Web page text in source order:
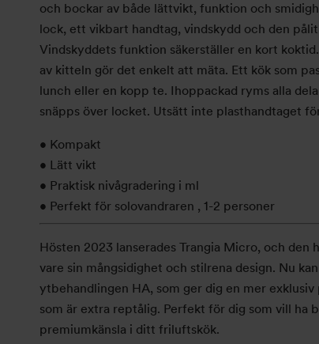
och bockar av både lättvikt, funktion och
lock, ett vikbart handtag, vindskydd och den
Vindskyddets funktion säkerställer en kort koktid.
av kitteln gör det enkelt att mäta. Ett kök som
lunch eller en kopp te. Ihoppackad ryms alla
snäpps över locket. Utsätt inte plasthandtaget
• Kompakt
• Lätt vikt
• Praktisk nivågradering i ml
• Perfekt för solovandraren , 1-2 personer
Hösten 2023 lanserades Trangia Micro, och
vare sin mångsidighet och stilrena design. Nu
ytbehandlingen HA, som ger dig en mer
som är extra reptålig. Perfekt för dig som vill ha
premiumkänsla i ditt friluftskök.